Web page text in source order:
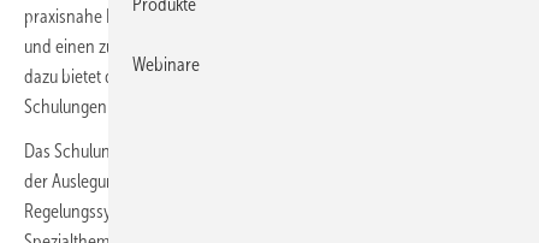
praxisnahe Inhalte, die eine sichere Planung, effiziente Installation
und einen zuverlässigen Betrieb der Anlagen unterstützen. Ergänzend
dazu bietet die Wärmepumpen Akademie in Hechingen vertiefende
Schulungen für spezialisierte Anwendungen.
Das Schulungsangebot deckt zentrale Themen der SHK-Praxis ab: von
der Auslegung und Installation von Wärmepumpen über
Regelungssysteme und Brennwerttechnologien bis hin zu
Produkte
Webinare